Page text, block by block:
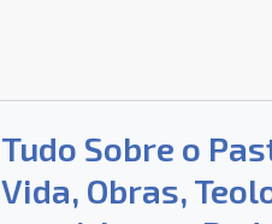
Tudo Sobre o
Vida, Obras,